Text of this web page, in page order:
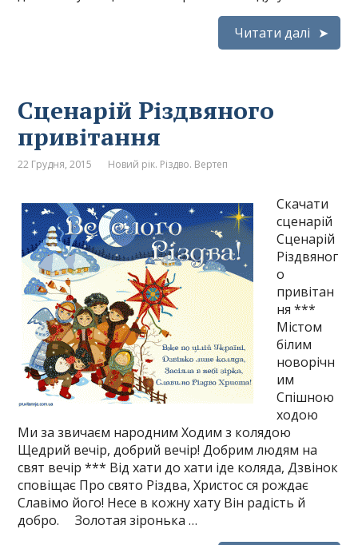
Читати далі
Сценарій Різдвяного
привітання
22 Грудня, 2015 Новий рік. Різдво. Вертеп
Скачати
сценарій
Сценарій
Різдвяног
о
привітан
ня ***
Містом
білим
новорічн
им
Спішною
ходою
Ми за звичаєм народним Ходим з колядою
Щедрий вечір, добрий вечір! Добрим людям на
свят вечір *** Від хати до хати іде коляда, Дзвінок
сповіщає Про свято Різдва, Христос ся рождає
Славімо його! Несе в кожну хату Він радість й
добро. Золотая зіронька …